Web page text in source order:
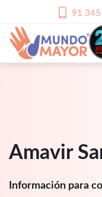
91
Amavir
Información para